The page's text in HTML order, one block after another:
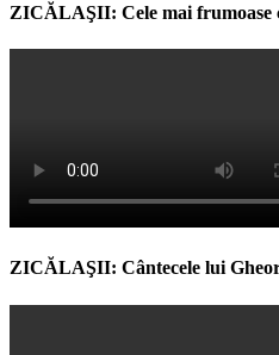
ZICĂLAŞII: Cele mai frumoase
ZICĂLAŞII: Cântecele lui